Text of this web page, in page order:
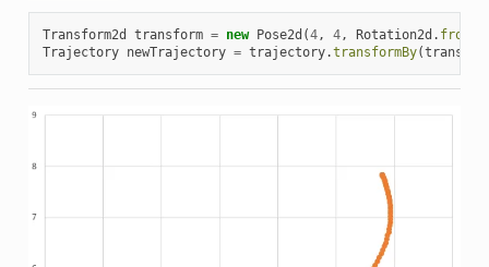
Transform2d transform = new Pose2d (4, 4, Rotation2d .
Trajectory newTrajectory = trajectory.transformBy(